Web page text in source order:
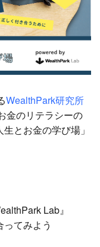
WealthPark研究所
金のリテラシーの
とお金の学び場」
Lab』
てみよう